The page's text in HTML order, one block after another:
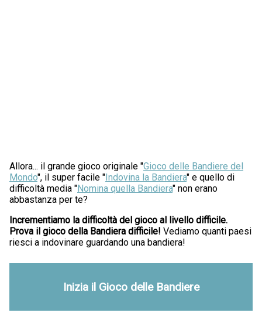
Allora... il grande gioco originale "Gioco delle Bandiere del
Mondo", il super facile " Indovina la Bandiera" e quello di
difficoltà media "Nomina quella Bandiera" non erano
abbastanza per te?
Incrementiamo la difficoltà del gioco al livello difficile.
Prova il gioco della Bandiera difficile! Vediamo quanti paesi
riesci a indovinare guardando una bandiera!
Inizia il Gioco delle Bandiere